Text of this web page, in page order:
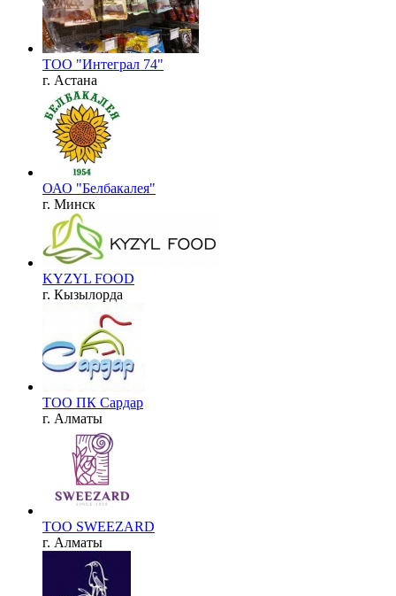
ТОО "Интеграл 74"
г. Астана
ОАО "Белбакалея"
г. Минск
KYZYL FOOD
г. Кызылорда
ТОО ПК Сардар
г. Алматы
ТОО SWEEZARD
г. Алматы